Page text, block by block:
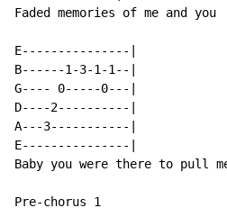
Faded memories of me and you
E---------------|
B------1-3-1-1--|
G---- 0-----0---|
D----2----------|
A---3-----------|
E---------------|
Baby you were there to pull
Pre-chorus 1